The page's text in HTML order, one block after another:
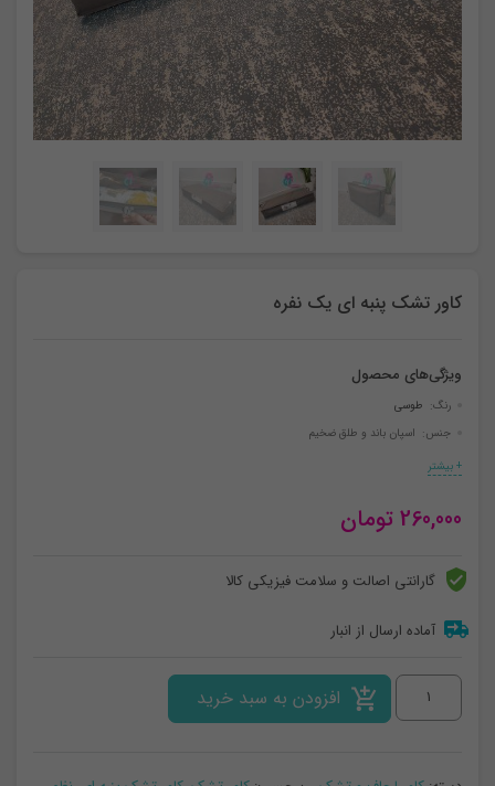
کاور تشک پنبه ای یک نفره
ویژگی‌های محصول
رنگ: طوسی
جنس: اسپان باند و طلق ضخیم
+ بیشتر
260,000تومان
گارانتی اصالت و سلامت فیزیکی کالا
آماده ارسال از انبار
تشک
افزودن به سبد خرید